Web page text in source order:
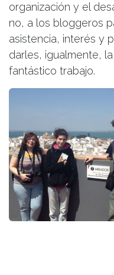
organización y el
no, a los bloggeros
asistencia, interés y
darles, igualmente,
fantástico trabajo.